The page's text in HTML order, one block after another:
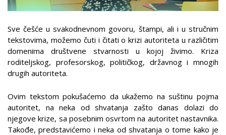
Sve češće u svakodnevnom govoru, štampi, ali i u stručnim
tekstovima, možemo čuti i čitati o krizi autoriteta u različitim
domenima društvene stvarnosti u kojoj živimo. Kriza
roditeljskog, profesorskog, političkog, državnog i mnogih
drugih autoriteta.
Ovim tekstom pokušaćemo da ukažemo na suštinu pojma
autoritet, na neka od shvatanja zašto danas dolazi do
njegove krize, sa posebnim osvrtom na autoritet nastavnika.
Takođe, predstavićemo i neka od shvatanja o tome kako je